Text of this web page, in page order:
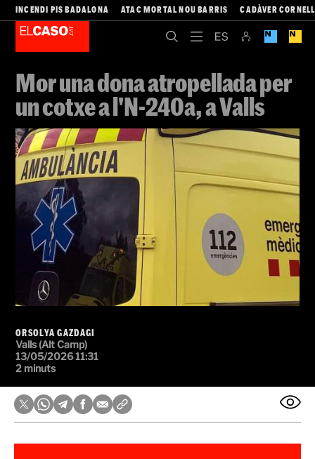
INCENDI PIS BADALONA ATAC MORTAL NOU BARRIS CADÀVER
Mor una dona atropellada per
un cotxe a l'N-240a, a Valls
ORSOLYA GAZDAGI
Valls (Alt Camp)
13/05/2026 11:31
2 minuts